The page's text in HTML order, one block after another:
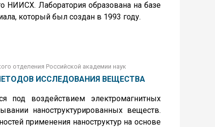
НИИСХ. Лаборатория образована на базе
который был создан в 1993 году.
отделения Российской академии наук
ИССЛЕДОВАНИЯ ВЕЩЕСТВА
под воздействием электромагнитных
наноструктурированных веществ.
применения наноструктур на основе